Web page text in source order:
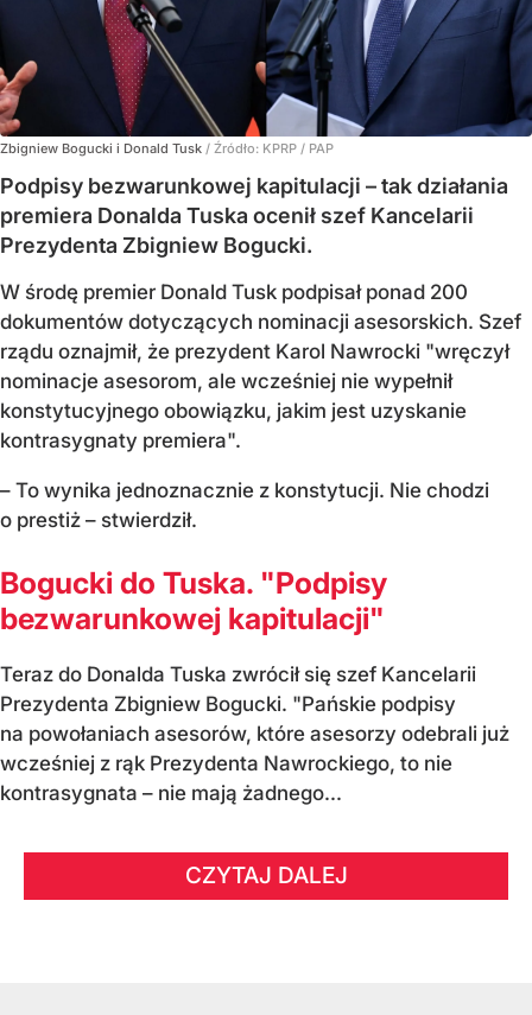
Zbigniew Bogucki i Donald Tusk / Źródło: KPRP / PAP
Podpisy bezwarunkowej kapitulacji – tak działania
premiera Donalda Tuska ocenił szef Kancelarii
Prezydenta Zbigniew Bogucki.
W środę premier Donald Tusk podpisał ponad 200
dokumentów dotyczących nominacji asesorskich. Szef
rządu oznajmił, że prezydent Karol Nawrocki "wręczył
nominacje asesorom, ale wcześniej nie wypełnił
konstytucyjnego obowiązku, jakim jest uzyskanie
kontrasygnaty premiera".
– To wynika jednoznacznie z konstytucji. Nie chodzi
o prestiż – stwierdził.
Bogucki do Tuska. "Podpisy
bezwarunkowej kapitulacji"
Teraz do Donalda Tuska zwrócił się szef Kancelarii
Prezydenta Zbigniew Bogucki. "Pańskie podpisy
na powołaniach asesorów, które asesorzy odebrali już
wcześniej z rąk Prezydenta Nawrockiego, to nie
kontrasygnata – nie mają żadnego...
CZYTAJ DALEJ